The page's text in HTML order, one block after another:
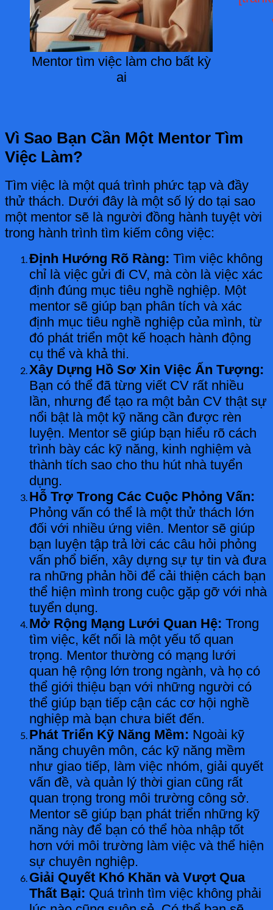
Mentor tìm việc làm cho bất kỳ
ai
Vì Sao Bạn Cần Một Mentor Tìm
Việc Làm?
Tìm việc là một quá trình phức tạp và đầy
thử thách. Dưới đây là một số lý do tại sao
một mentor sẽ là người đồng hành tuyệt vời
trong hành trình tìm kiếm công việc:
Định Hướng Rõ Ràng: Tìm việc không
chỉ là việc gửi đi CV, mà còn là việc xác
định đúng mục tiêu nghề nghiệp. Một
mentor sẽ giúp bạn phân tích và xác
định mục tiêu nghề nghiệp của mình, từ
đó phát triển một kế hoạch hành động
cụ thể và khả thi.
Xây Dựng Hồ Sơ Xin Việc Ấn Tượng:
Bạn có thể đã từng viết CV rất nhiều
lần, nhưng để tạo ra một bản CV thật sự
nổi bật là một kỹ năng cần được rèn
luyện. Mentor sẽ giúp bạn hiểu rõ cách
trình bày các kỹ năng, kinh nghiệm và
thành tích sao cho thu hút nhà tuyển
dụng.
Hỗ Trợ Trong Các Cuộc Phỏng Vấn:
Phỏng vấn có thể là một thử thách lớn
đối với nhiều ứng viên. Mentor sẽ giúp
bạn luyện tập trả lời các câu hỏi phỏng
vấn phổ biến, xây dựng sự tự tin và đưa
ra những phản hồi để cải thiện cách bạn
thể hiện mình trong cuộc gặp gỡ với nhà
tuyển dụng.
Mở Rộng Mạng Lưới Quan Hệ: Trong
tìm việc, kết nối là một yếu tố quan
trọng. Mentor thường có mạng lưới
quan hệ rộng lớn trong ngành, và họ có
thể giới thiệu bạn với những người có
thể giúp bạn tiếp cận các cơ hội nghề
nghiệp mà bạn chưa biết đến.
Phát Triển Kỹ Năng Mềm: Ngoài kỹ
năng chuyên môn, các kỹ năng mềm
như giao tiếp, làm việc nhóm, giải quyết
vấn đề, và quản lý thời gian cũng rất
quan trọng trong môi trường công sở.
Mentor sẽ giúp bạn phát triển những kỹ
năng này để bạn có thể hòa nhập tốt
hơn với môi trường làm việc và thể hiện
sự chuyên nghiệp.
Giải Quyết Khó Khăn và Vượt Qua
Thất Bại: Quá trình tìm việc không phải